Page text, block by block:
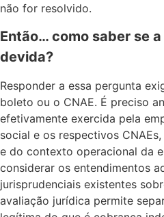
não for resolvido.
Então… como saber se
devida?
Responder a essa pergunta
boleto ou o CNAE. É preciso
efetivamente exercida pela
social e os respectivos
e do contexto operacional da
considerar os entendimentos
jurisprudenciais existentes
avaliação jurídica permite